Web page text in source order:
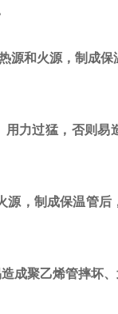
和火源，制成保
力过猛，否则易
，制成保温管后
聚乙烯管摔坏、